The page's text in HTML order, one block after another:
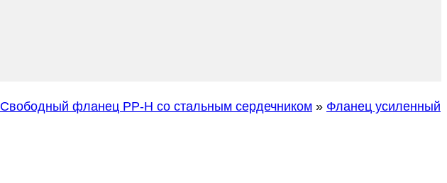
Свободный фланец PP-H со стальным сердечником » Фланец усиленный